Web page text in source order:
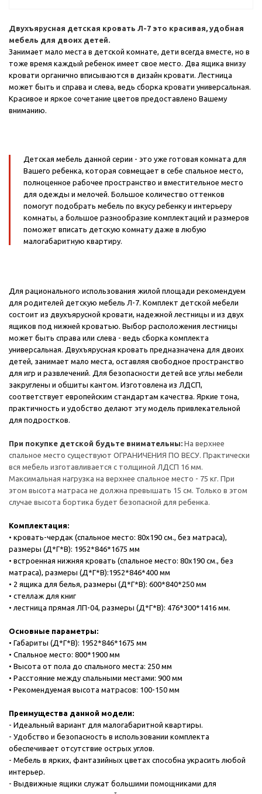
Двухъярусная детская кровать Л-7 это красивая, удобная
мебель для двоих детей.
Занимает мало места в детской комнате, дети всегда вместе, но в
тоже время каждый ребенок имеет свое место. Два ящика внизу
кровати органично вписываются в дизайн кровати. Лестница
может быть и справа и слева, ведь сборка кровати универсальная.
Красивое и яркое сочетание цветов предоставлено Вашему
вниманию.
Детская мебель данной серии - это уже готовая комната для
Вашего ребенка, которая совмещает в себе спальное место,
полноценное рабочее пространство и вместительное место
для одежды и мелочей. Большое количество оттенков
помогут подобрать мебель по вкусу ребенку и интерьеру
комнаты, а большое разнообразие комплектаций и размеров
поможет вписать детскую комнату даже в любую
малогабаритную квартиру.
Для рационального использования жилой площади рекомендуем
для родителей детскую мебель Л-7. Комплект детской мебели
состоит из двухъярусной кровати, надежной лестницы и из двух
ящиков под нижней кроватью. Выбор расположения лестницы
может быть справа или слева - ведь сборка комплекта
универсальная. Двухъярусная кровать предназначена для двоих
детей, занимает мало места, оставляя свободное пространство
для игр и развлечений. Для безопасности детей все углы мебели
закруглены и обшиты кантом. Изготовлена из ЛДСП,
соответствует европейским стандартам качества. Яркие тона,
практичность и удобство делают эту модель привлекательной
для подростков.
При покупке детской будьте внимательны: На верхнее
спальное место существуют ОГРАНИЧЕНИЯ ПО ВЕСУ. Практически
вся мебель изготавливается с толщиной ЛДСП 16 мм.
Максимальная нагрузка на верхнее спальное место - 75 кг. При
этом высота матраса не должна превышать 15 см. Только в этом
случае высота бортика будет безопасной для ребенка.
Комплектация:
• кровать-чердак (спальное место: 80х190 см., без матраса),
размеры (Д*Г*В): 1952*846*1675 мм
• встроенная нижняя кровать (спальное место: 80х190 см., без
матраса), размеры (Д*Г*В):1952*846*400 мм
• 2 ящика для белья, размеры (Д*Г*В): 600*840*250 мм
• стеллаж для книг
• лестница прямая ЛП-04, размеры (Д*Г*В): 476*300*1416 мм.
Основные параметры:
• Габариты (Д*Г*В): 1952*846*1675 мм
• Спальное место: 800*1900 мм
• Высота от пола до спального места: 250 мм
• Расстояние между спальными местами: 900 мм
• Рекомендуемая высота матрасов: 100-150 мм
Преимущества данной модели:
- Идеальный вариант для малогабаритной квартиры.
- Удобство и безопасность в использовании комплекта
обеспечивает отсутствие острых углов.
- Мебель в ярких, фантазийных цветах способна украсить любой
интерьер.
- Выдвижные ящики служат большими помощниками для